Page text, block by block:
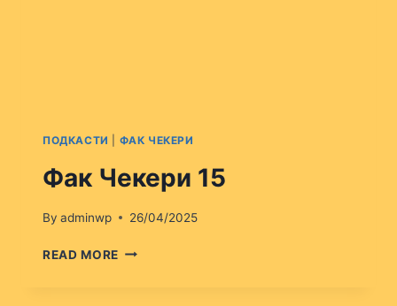
ПОДКАСТИ ФАК ЧЕКЕРИ
Фак Чекери 15
By adminwp 26/04/2025
READ MORE ФАК